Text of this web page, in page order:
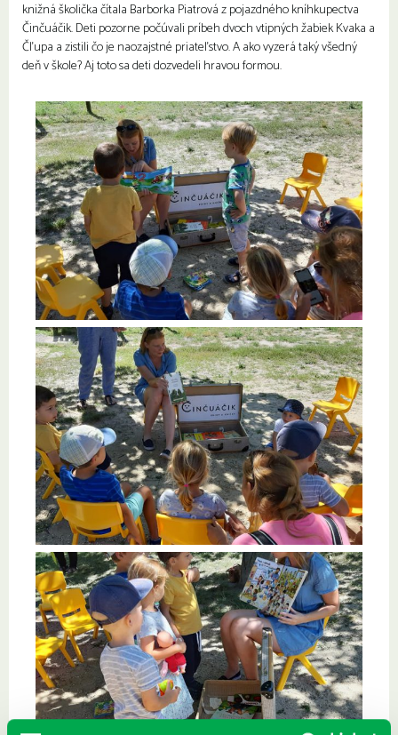
knižná školička čítala Barborka Piatrová z pojazdného kníhkupectva
Činčuáčik. Deti pozorne počúvali príbeh dvoch vtipných žabiek Kvaka a
Čľupa a zistili čo je naozajstné priateľstvo. A ako vyzerá taký všedný
deň v škole? Aj toto sa deti dozvedeli hravou formou.